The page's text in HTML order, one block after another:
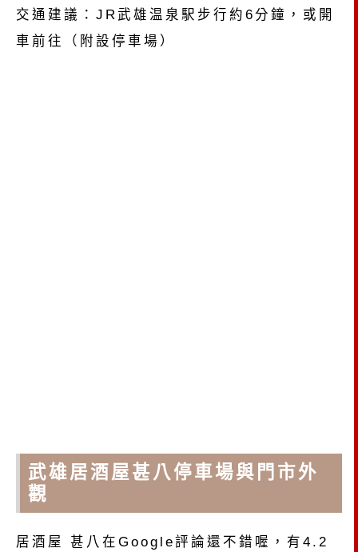
交通建議：JR武雄温泉駅步行約6分鐘，或開
車前往（附設停車場）
武雄居酒屋甚八停車場與門市外
觀
居酒屋 甚八在Google評論還不錯喔，有4.2